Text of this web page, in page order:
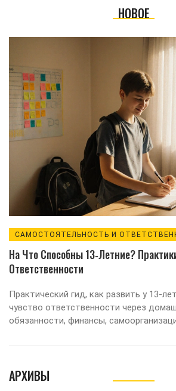
НОВОЕ
САМОСТОЯТЕЛЬНОСТЬ И
На Что Способны 13‑летние?
Ответственности
Практический гид, как развить у
чувство ответственности через
обязанности, финансы,
АРХИВЫ